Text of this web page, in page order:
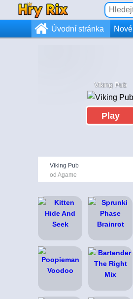
Úvodní stránka Nové
Viking Pub
Play
Viking Pub
od Agame